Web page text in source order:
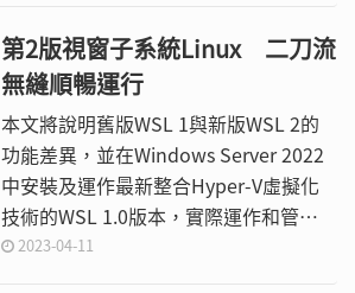
第2版視窗子系統Linux 二刀流
無縫順暢運行
本文將說明舊版WSL 1與新版WSL 2的
功能差異，並在Windows Server 2022
中安裝及運作最新整合Hyper-V虛擬化
技術的WSL 1.0版本，實際運作和管理
不同的Linux執行個體，並且與
2023-04-11